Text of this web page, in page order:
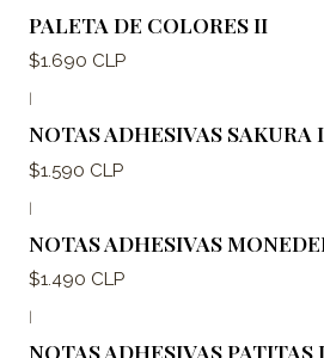
PALETA DE COLORES II
$1.690 CLP
NOTAS ADHESIVAS SAKURA
$1.590 CLP
|
NOTAS ADHESIVAS
$1.490 CLP
NOTAS ADHESIVAS PATITAS